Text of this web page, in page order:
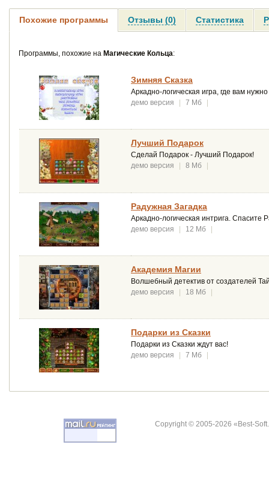
Похожие программы Отзывы (0) Статистика
Программы, похожие на Магические Кольца:
Зимняя Сказка
Аркадно-логическая игра, где вам
демо версия
| 7 Мб |
Лучший Подарок
Сделай Подарок - Лучший Подарок!
демо версия
| 8 Мб |
Радужная Загадка
Аркадно-логическая интрига. Спасите
демо версия
| 12 Мб |
Академия Магии
Волшебный детектив от создателей
демо версия
| 18 Мб |
Подарки из Сказки
Подарки из Сказки ждут вас!
демо версия
| 7 Мб |
Copyright © 2005-2026 «Best-